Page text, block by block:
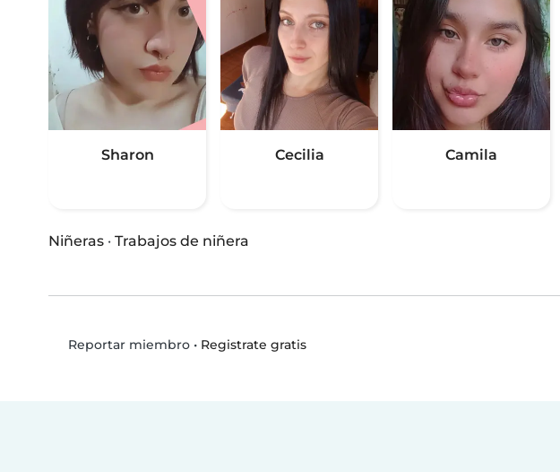
Sharon Cecilia Camila
Niñeras · Trabajos de niñera
Reportar miembro• Registrate gratis